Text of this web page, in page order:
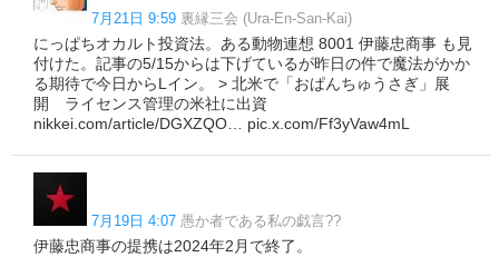
7月21日 9:59 裏縁三会 (Ura-En-San-Kai)
にっぱちオカルト投資法。ある動物連想 8001 伊藤忠商事 も見
付けた。記事の5/15からは下げているが昨日の件で魔法がかか
る期待で今日からLイン。 > 北米で「おぱんちゅうさぎ」展
開 ライセンス管理の米社に出資
nikkei.com/article/DGXZQO… pic.x.com/Ff3yVaw4mL
7月19日 4:07 愚か者である私の戯言??
伊藤忠商事の提携は2024年2月で終了。